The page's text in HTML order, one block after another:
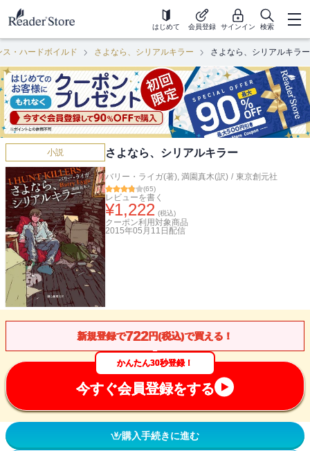
はじめて 会員登録 サインイン 検索
・ハードボイルド さよなら、シリアルキラー さよなら、シリアルキラー
小説 さよなら、シリアルキラー
バリー・ライガ(著), 満園真木(訳) / 東京創元社
(65)
レビューを書く
¥1,222 (税込)
クーポン利用対象商品
2015年05月11日 配信
新規登録で722円(税込)で買える！
かんたん30秒登録！
今すぐ会員登録をする
購入手続きに進む